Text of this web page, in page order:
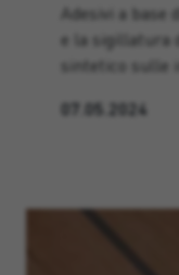
Adesivi a
e la sigillatura
sintetico sulle
07.05.2024